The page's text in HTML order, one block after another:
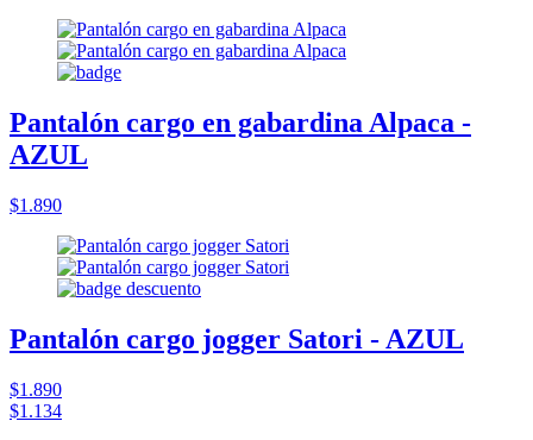
Pantalón cargo en gabardina Alpaca -
AZUL
$1.890
Pantalón cargo jogger Satori - AZUL
$1.890
$1.134